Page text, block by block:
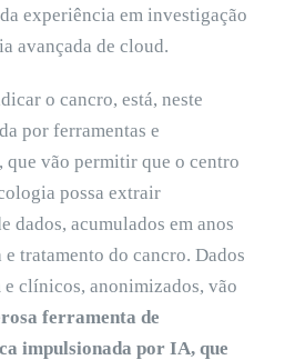
experiência em investigação
avançada de cloud.
o cancro, está, neste
por ferramentas e
que vão permitir que o centro
possa extrair
dados, acumulados em anos
tratamento do cancro. Dados
e clínicos, anonimizados, vão
ferramenta de
impulsionada por IA, que